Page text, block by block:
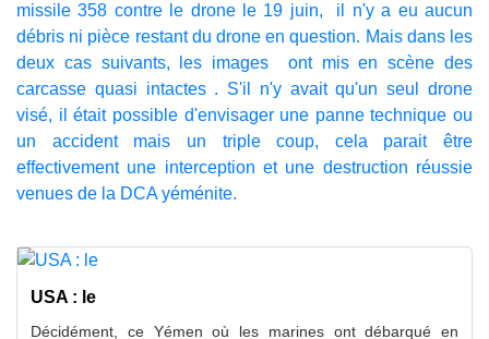
missile 358 contre le drone le 19 juin, il n'y a eu aucun
débris ni pièce restant du drone en question. Mais dans les
deux cas suivants, les images ont mis en scène des
carcasse quasi intactes . S'il n'y avait qu'un seul drone
visé, il était possible d'envisager une panne technique ou
un accident mais un triple coup, cela parait être
effectivement une interception et une destruction réussie
venues de la DCA yéménite.
USA : le
Décidément, ce Yémen où les marines ont débarqué en